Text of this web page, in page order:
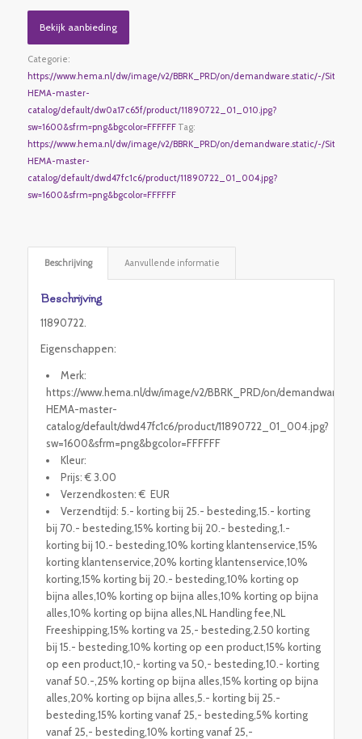
Bekijk aanbieding
Categorie:
https://www.hema.nl/dw/image/v2/BBRK_PRD/on/demandware.static/-/Sites-
HEMA-master-
catalog/default/dw0a17c65f/product/11890722_01_010.jpg?
sw=1600&sfrm=png&bgcolor=FFFFFF Tag:
https://www.hema.nl/dw/image/v2/BBRK_PRD/on/demandware.static/-/Sites-
HEMA-master-
catalog/default/dwd47fc1c6/product/11890722_01_004.jpg?
sw=1600&sfrm=png&bgcolor=FFFFFF
Beschrijving Aanvullende informatie
Beschrijving
11890722.
Eigenschappen:
Merk:
https://www.hema.nl/dw/image/v2/BBRK_PRD/on/
HEMA-master-
catalog/default/dwd47fc1c6/product/11890722_01_004.jpg?
sw=1600&sfrm=png&bgcolor=FFFFFF
Kleur:
Prijs: € 3.00
Verzendkosten: € EUR
Verzendtijd: 5.- korting bij 25.- besteding,15.- korting
bij 70.- besteding,15% korting bij 20.- besteding,1.-
korting bij 10.- besteding,10% korting klantenservice,15%
korting klantenservice,20% korting klantenservice,10%
korting,15% korting bij 20.- besteding,10% korting op
bijna alles,10% korting op bijna alles,10% korting op bijna
alles,10% korting op bijna alles,NL Handling fee,NL
Freeshipping,15% korting va 25,- besteding,2.50 korting
bij 15.- besteding,10% korting op een product,15% korting
op een product,10,- korting va 50,- besteding,10.- korting
vanaf 50.-,25% korting op bijna alles,15% korting op bijna
alles,20% korting op bijna alles,5.- korting bij 25.-
besteding,15% korting vanaf 25,- besteding,5% korting
vanaf 25,- besteding,10% korting vanaf 25,-